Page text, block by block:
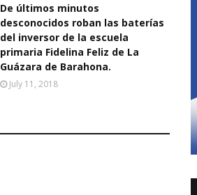
De últimos minutos
desconocidos roban las baterías
del inversor de la escuela
primaria Fidelina Feliz de La
Guázara de Barahona.
July 11, 2018